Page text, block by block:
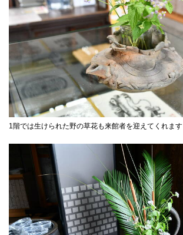
1階では生けられた野の草花も来館者を迎えてくれます